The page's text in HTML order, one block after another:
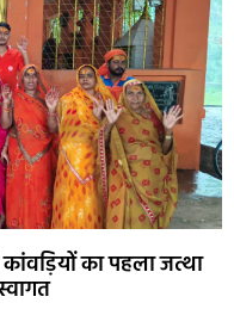
का पहला जत्था